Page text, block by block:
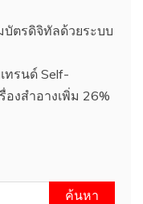
ตรดิจิทัลด้วยระบบ
ทรนด์ Self-
งสำอางเพิ่ม 26%